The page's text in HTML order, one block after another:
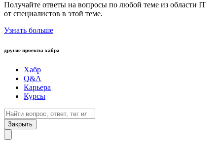
Получайте ответы на вопросы по любой теме из области IT
от специалистов в этой теме.
Узнать больше
другие проекты хабра
Хабр
Q&A
Карьера
Курсы
Закрыть